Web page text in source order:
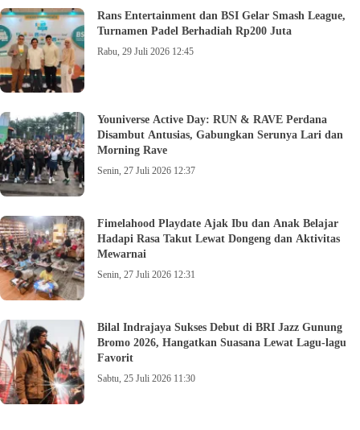
Rans Entertainment dan BSI Gelar Smash League,
Turnamen Padel Berhadiah Rp200 Juta
Rabu, 29 Juli 2026 12:45
Youniverse Active Day: RUN & RAVE Perdana
Disambut Antusias, Gabungkan Serunya Lari dan
Morning Rave
Senin, 27 Juli 2026 12:37
Fimelahood Playdate Ajak Ibu dan Anak Belajar
Hadapi Rasa Takut Lewat Dongeng dan Aktivitas
Mewarnai
Senin, 27 Juli 2026 12:31
Bilal Indrajaya Sukses Debut di BRI Jazz Gunung
Bromo 2026, Hangatkan Suasana Lewat Lagu-lagu
Favorit
Sabtu, 25 Juli 2026 11:30